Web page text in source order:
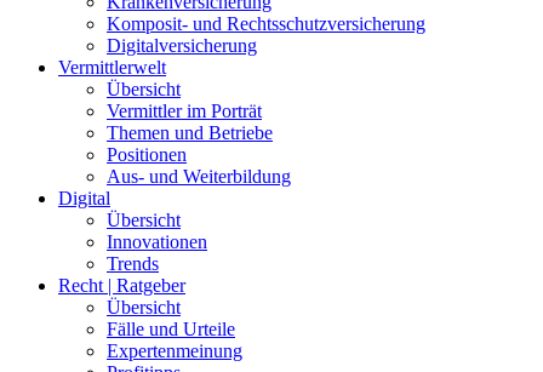
Komposit- und Rechtsschutzversicherung
Digitalversicherung
Vermittlerwelt
Übersicht
Vermittler im Porträt
Themen und Betriebe
Positionen
Aus- und Weiterbildung
Digital
Übersicht
Innovationen
Trends
Recht | Ratgeber
Übersicht
Fälle und Urteile
Expertenmeinung